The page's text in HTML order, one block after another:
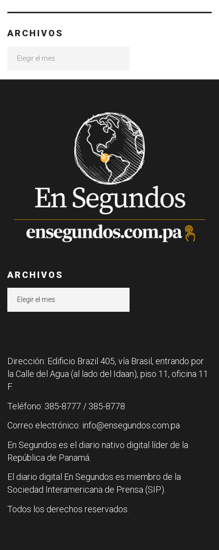
ARCHIVOS
ARCHIVOS
Dirección: Edificio Brazil 405, vía Brasil, entrando por
la Calle del Agua (al lado del Idaan), piso 11, oficina 11
F.
Teléfono: 385-8777 / 385-8778
Correo electrónico: info@ensegundos.com.pa
En Segundos es el diario nativo digital líder de la
República de Panamá.
El diario digital En Segundos es miembro de la
Sociedad Interamericana de Prensa (SIP).
Todos los derechos reservados.